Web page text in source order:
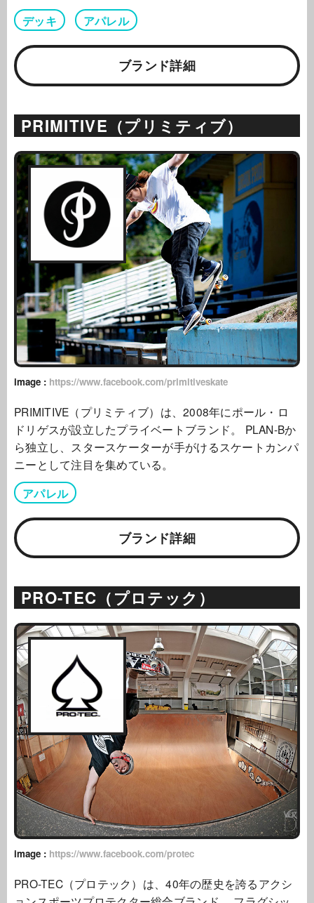
デッキ アパレル
ブランド詳細
PRIMITIVE（プリミティブ）
image : https://www.facebook.com/primitiveskate
PRIMITIVE（プリミティブ）は、2008年にポール・ロ
ドリゲスが設立したプライベートブランド。 PLAN-Bか
ら独立し、スタースケーターが手がけるスケートカンパ
ニーとして注目を集めている。
アパレル
ブランド詳細
PRO-TEC（プロテック）
image : https://www.facebook.com/protec
PRO-TEC（プロテック）は、40年の歴史を誇るアクシ